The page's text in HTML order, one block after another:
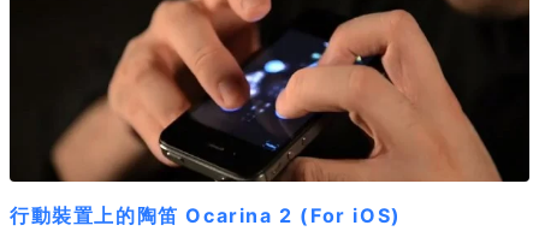
行動裝置上的陶笛 Ocarina 2 (For iOS)